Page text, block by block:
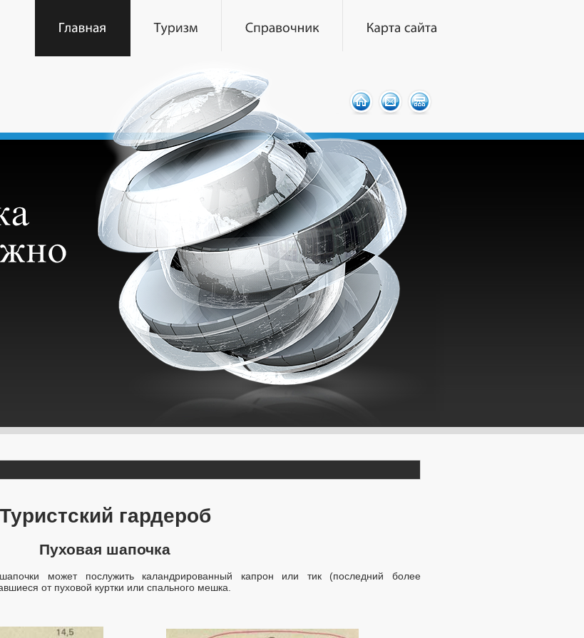
Туристский гардероб
Пуховая шапочка
может послужить каландрированный капрон или тик (последний более
от пуховой куртки или спального мешка.